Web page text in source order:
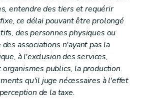
entendre des tiers et requérir
ce délai pouvant être prolongé
des personnes physiques ou
associations n'ayant pas la
à l'exclusion des services,
publics, la production
qu'il juge nécessaires à l'effet
de la taxe.